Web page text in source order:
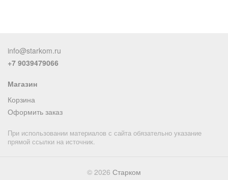
info@starkom.ru
+7 9039479066
Магазин
Корзина
Оформить заказ
При использовании материалов с сайта обязательно указание
прямой ссылки на источник.
© 2026 Старком